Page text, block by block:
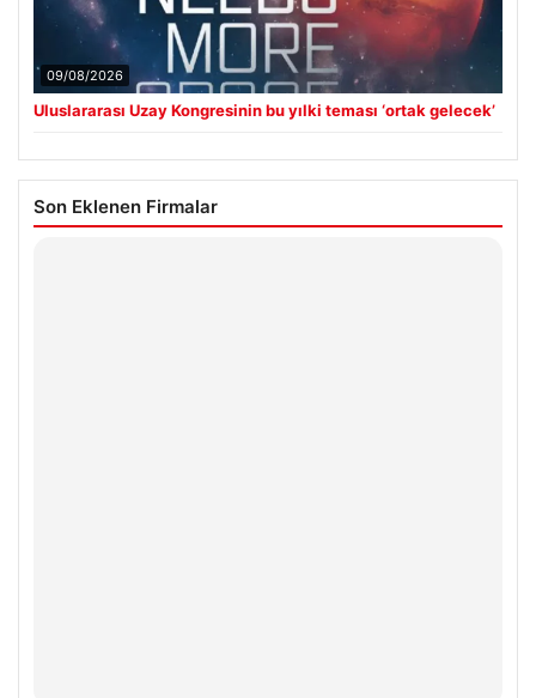
09/08/2026
Uluslararası Uzay Kongresinin bu yılki teması ‘ortak gelecek’
Son Eklenen Firmalar